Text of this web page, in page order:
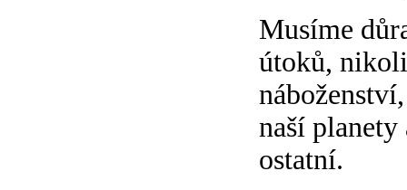
Musíme
útoků,
naší
ostatní.